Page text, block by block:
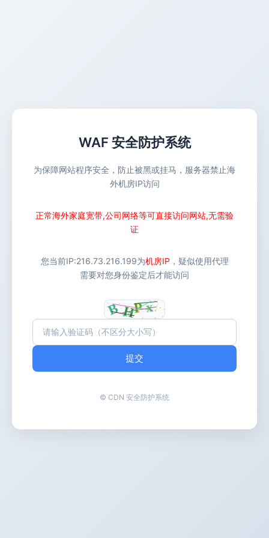
WAF 安全防护系统
为保障网站程序安全，防止被黑或挂马，服务器禁止海
外机房IP访问
正常海外家庭宽带,公司网络等可直接访问网站,无需验
证
您当前IP:216.73.216.199为机房IP ，疑似使用代理
需要对您身份鉴定后才能访问
提交
© CDN 安全防护系统